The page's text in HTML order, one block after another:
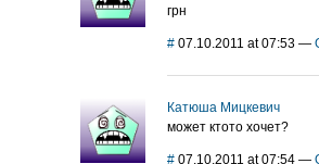
грн
# 07.10.2011 at 07:53 —
Катюша Мицкевич
может ктото хочет?
# 07.10.2011 at 07:54 —